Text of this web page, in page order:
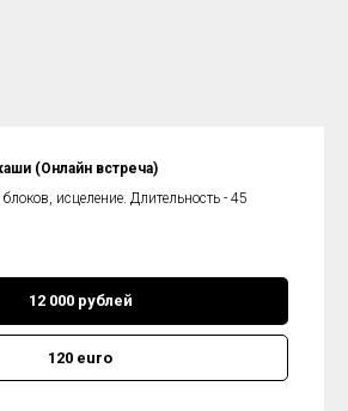
(Онлайн встреча)
исцеление. Длительность - 45
12 000 рублей
120 euro